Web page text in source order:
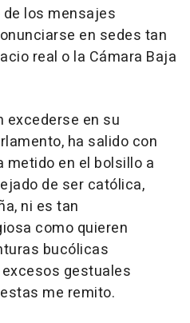
los mensajes
en sedes tan
real o la Cámara Baja
excederse en su
ha salido con
metido en el bolsillo a
de ser católica,
ni es tan
como quieren
bucólicas
gestuales
me remito.